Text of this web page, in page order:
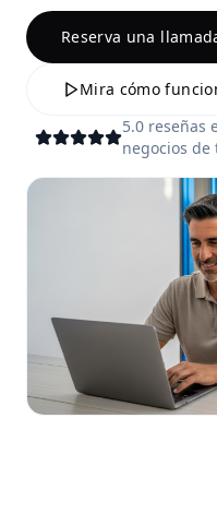
Reserva una
Mira cómo
5.0 reseñas
negocios de